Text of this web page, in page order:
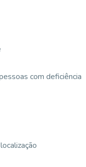
com deficiência